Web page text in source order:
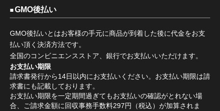
GMO後払い
GMO後払いとはお客様の手元に商品が到着した後に代金をお支
払い頂く決済方法です。
全国のコンビニエンスストア、銀行でお支払いいただけます。
お支払い期限
請求書発行から14日以内にお支払いください。お支払い期限は請
求書にも記載しております。
お支払い期限を一定期間過ぎてもお支払いの確認がとれない場
合、ご請求金額に回収事務手数料297円（税込）が加算されま